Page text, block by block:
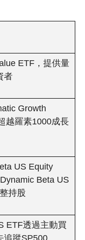
ETF，提供量
者
Growth
越羅素1000成長
US Equity
Beta US
持股
ETF透過主動買